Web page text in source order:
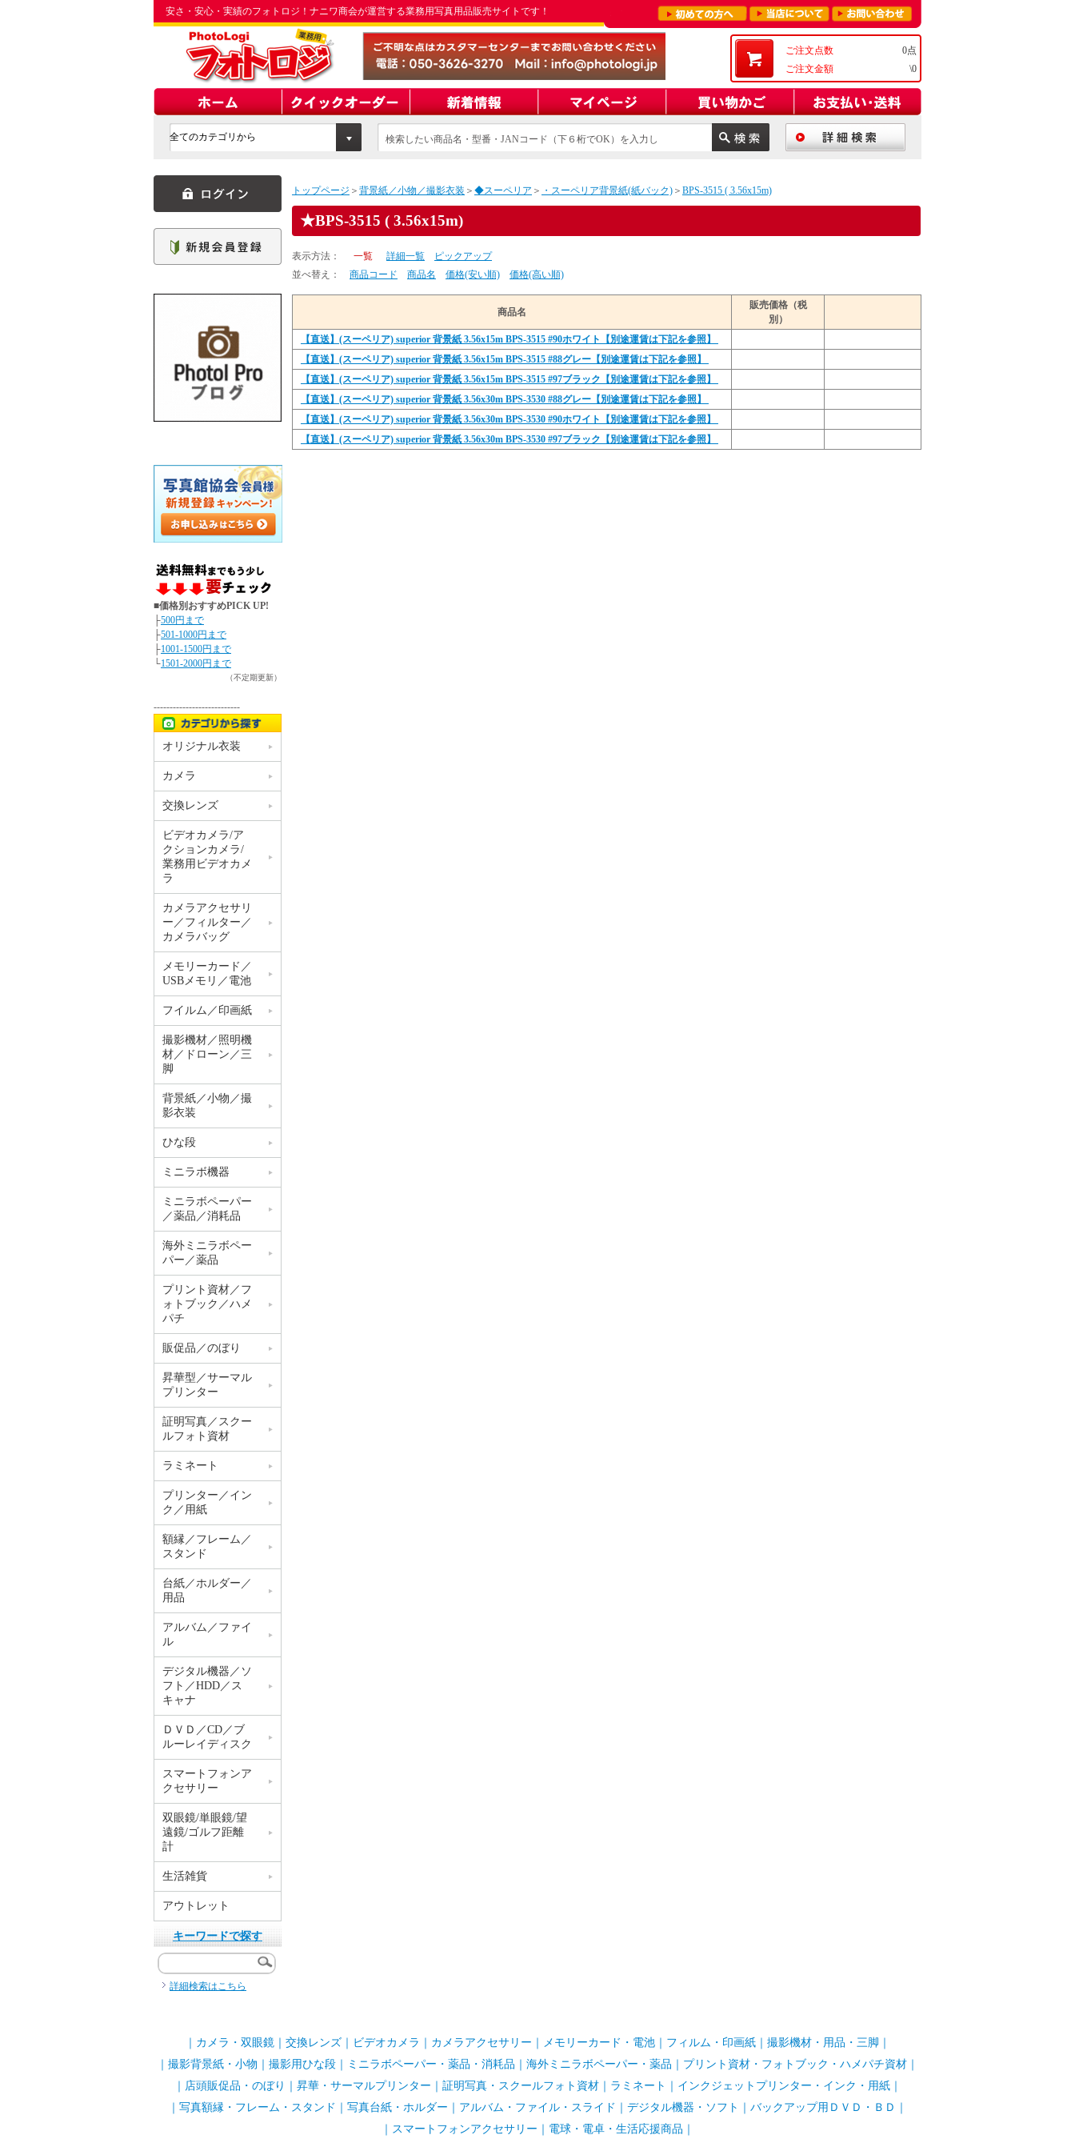
安さ・安心・実績のフォトロジ！ナニワ商会が運営する業務用写真用品販売サイトです！
ご注文点数
0点
ご注文金額
\0
検索したい商品名・型番・JANコード（下６桁でOK）を入力し
トップページ ＞ 背景紙／小物／撮影衣装 ＞ ◆スーペリア ＞ ・スーペリア背景紙(紙バック) ＞ BPS-3515 ( 3.56x15m)
BPS-3515 ( 3.56x15m)
表示方法： 一覧 詳細一覧
ピックアップ
並べ替え：
商品コード 商品名 価格(安い順) 価格(高い順)
商品名
販売価格（税
別）
【直送】(スーペリア) superior 背景紙 3.56x15m BPS-3515 #90ホワイト【別途運賃は下記を参照】
【直送】(スーペリア) superior 背景紙 3.56x15m BPS-3515 #88グレー【別途運賃は下記を参照】
【直送】(スーペリア) superior 背景紙 3.56x15m BPS-3515 #97ブラック【別途運賃は下記を参照】
【直送】(スーペリア) superior 背景紙 3.56x30m BPS-3530 #88グレー【別途運賃は下記を参照】
【直送】(スーペリア) superior 背景紙 3.56x30m BPS-3530 #90ホワイト【別途運賃は下記を参照】
【直送】(スーペリア) superior 背景紙 3.56x30m BPS-3530 #97ブラック【別途運賃は下記を参照】
■価格別おすすめPICK UP!
├500円まで
├501-1000円まで
├1001-1500円まで
└1501-2000円まで
（不定期更新）
---------------------------
オリジナル衣装
カメラ
交換レンズ
ビデオカメラ/ア
クションカメラ/
業務用ビデオカメ
ラ
カメラアクセサリ
ー／フィルター／
カメラバッグ
メモリーカード／
USBメモリ／電池
フイルム／印画紙
撮影機材／照明機
材／ドローン／三
脚
背景紙／小物／撮
影衣装
ひな段
ミニラボ機器
ミニラボペーパー
／薬品／消耗品
海外ミニラボペー
パー／薬品
プリント資材／フ
ォトブック／ハメ
パチ
販促品／のぼり
昇華型／サーマル
プリンター
証明写真／スクー
ルフォト資材
ラミネート
プリンター／イン
ク／用紙
額縁／フレーム／
スタンド
台紙／ホルダー／
用品
アルバム／ファイ
ル
デジタル機器／ソ
フト／HDD／ス
キャナ
ＤＶＤ／CD／ブ
ルーレイディスク
スマートフォンア
クセサリー
双眼鏡/単眼鏡/望
遠鏡/ゴルフ距離
計
生活雑貨
アウトレット
キーワードで探す
詳細検索はこちら
カメラ・双眼鏡 交換レンズ ビデオカメラ カメラアクセサリー メモリーカード・電池 フィルム・印画紙 撮影機材・用品・三脚
撮影背景紙・小物 撮影用ひな段 ミニラボペーパー・薬品・消耗品 海外ミニラボペーパー・薬品 プリント資材・フォトブック・ハメパチ資材
店頭販促品・のぼり 昇華・サーマルプリンター 証明写真・スクールフォト資材 ラミネート インクジェットプリンター・インク・用紙
写真額縁・フレーム・スタンド 写真台紙・ホルダー アルバム・ファイル・スライド デジタル機器・ソフト バックアップ用ＤＶＤ・ＢＤ
スマートフォンアクセサリー 電球・電卓・生活応援商品｜